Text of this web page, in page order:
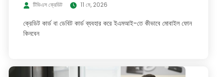
টিভিএস ক্রেডিট 11 মে, 2026
ক্রেডিট কার্ড বা ডেবিট কার্ড ব্যবহার করে ইএমআই-তে কীভাবে মোবাইল ফোন
কিনবেন